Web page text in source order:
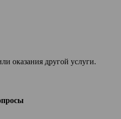
оказания другой услуги.